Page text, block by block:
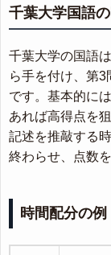
千葉大学国語
千葉大学の国語
ら手を付け、第3
です。基本的に
あれば高得点を
記述を推敲する
終わらせ、点数
時間配分の例